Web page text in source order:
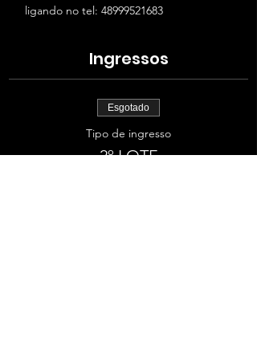
ligando no tel: 48999521683
Ingressos
Esgotado
Tipo de ingresso
2º LOTE